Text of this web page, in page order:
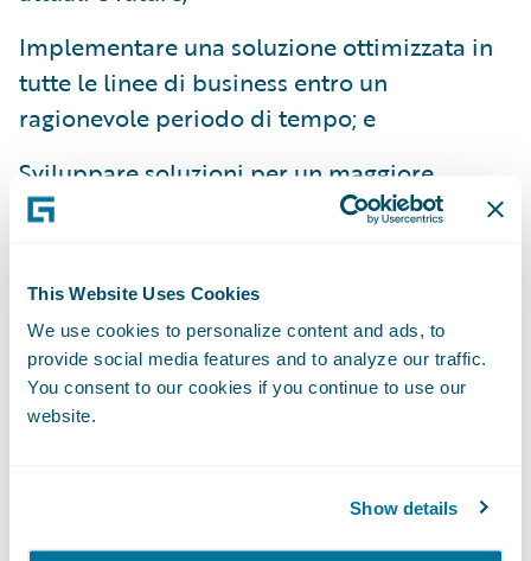
This Website Uses Cookies
We use cookies to personalize content and ads, to
provide social media features and to analyze our traffic.
You consent to our cookies if you continue to use our
website.
Show details
Implementare una soluzione ottimizzata in
tutte le linee di business entro un
ragionevole periodo di tempo; e
Sviluppare soluzioni per un maggiore
coinvolgimento dei clienti, concentrandosi
imporsi come leader nella protezione della
"La nostra attuale architettura di business è
variegata e complessa, quindi la capacità di
commentato Frank Kaczorek, Head of IT,
AND-E. "Inoltre era importante avere il